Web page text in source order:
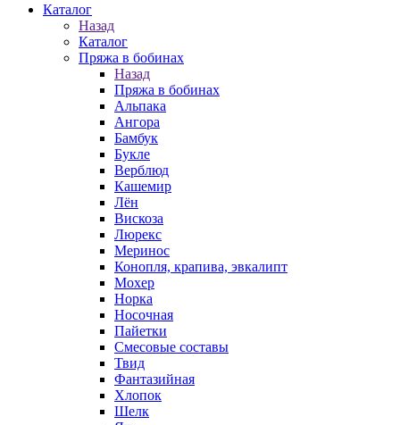
Каталог
Назад
Каталог
Пряжа в бобинах
Назад
Пряжа в бобинах
Альпака
Ангора
Бамбук
Букле
Верблюд
Кашемир
Лён
Вискоза
Люрекс
Меринос
Конопля, крапива, эвкалипт
Мохер
Норка
Носочная
Пайетки
Смесовые составы
Твид
Фантазийная
Хлопок
Шелк